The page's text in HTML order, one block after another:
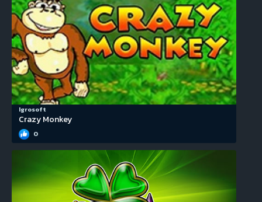
Igrosoft
Crazy Monkey
0